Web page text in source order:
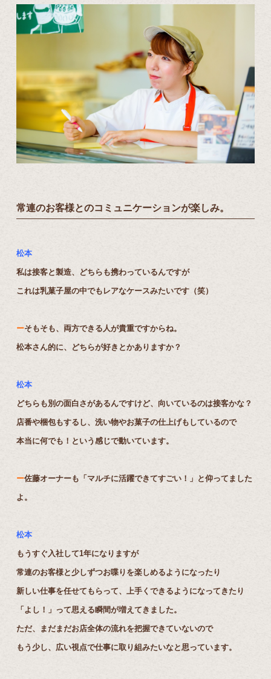
常連のお客様とのコミュニケーションが楽しみ。
松本
私は接客と製造、どちらも携わっているんですが
これは乳菓子屋の中でもレアなケースみたいです（笑）
ーそもそも、両方できる人が貴重ですからね。
松本さん的に、どちらが好きとかありますか？
松本
どちらも別の面白さがあるんですけど、向いているのは接客かな？
店番や梱包もするし、洗い物やお菓子の仕上げもしているので
本当に何でも！という感じで動いています。
ー佐藤オーナーも「マルチに活躍できてすごい！」と仰ってました
よ。
松本
もうすぐ入社して1年になりますが
常連のお客様と少しずつお喋りを楽しめるようになったり
新しい仕事を任せてもらって、上手くできるようになってきたり
「よし！」って思える瞬間が増えてきました。
ただ、まだまだお店全体の流れを把握できていないので
もう少し、広い視点で仕事に取り組みたいなと思っています。